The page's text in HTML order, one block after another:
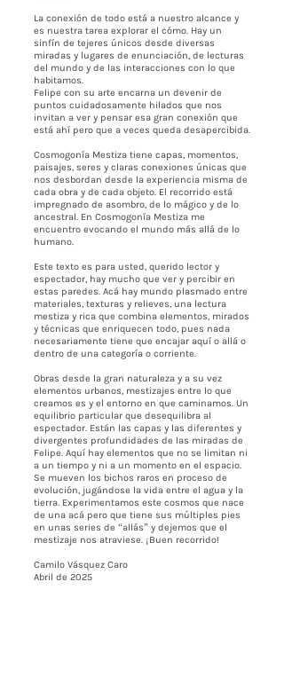
La conexión de todo está a nuestro alcance y
es nuestra tarea explorar el cómo. Hay un
sinfín de tejeres únicos desde diversas
miradas y lugares de enunciación, de lecturas
del mundo y de las interacciones con lo que
habitamos.
Felipe con su arte encarna un devenir de
puntos cuidadosamente hilados que nos
invitan a ver y pensar esa gran conexión que
está ahí pero que a veces queda desapercibida.
Cosmogonía Mestiza tiene capas, momentos,
paisajes, seres y claras conexiones únicas que
nos desbordan desde la experiencia misma de
cada obra y de cada objeto. El recorrido está
impregnado de asombro, de lo mágico y de lo
ancestral. En Cosmogonía Mestiza me
encuentro evocando el mundo más allá de lo
humano.
Este texto es para usted, querido lector y
espectador, hay mucho que ver y percibir en
estas paredes. Acá hay mundo plasmado entre
materiales, texturas y relieves, una lectura
mestiza y rica que combina elementos, mirados
y técnicas que enriquecen todo, pues nada
necesariamente tiene que encajar aquí o allá o
dentro de una categoría o corriente.
Obras desde la gran naturaleza y a su vez
elementos urbanos, mestizajes entre lo que
creamos es y el entorno en que caminamos. Un
equilibrio particular que desequilibra al
espectador. Están las capas y las diferentes y
divergentes profundidades de las miradas de
Felipe. Aquí hay elementos que no se limitan ni
a un tiempo y ni a un momento en el espacio.
Se mueven los bichos raros en proceso de
evolución, jugándose la vida entre el agua y la
tierra. Experimentamos este cosmos que nace
de una acá pero que tiene sus múltiples pies
en unas series de “allás” y dejemos que el
mestizaje nos atraviese. ¡Buen recorrido!
Camilo Vásquez Caro
Abril de 2025